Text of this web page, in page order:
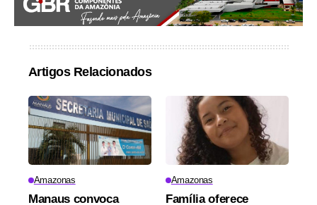
Artigos Relacionados
Amazonas
Manaus convoca
Amazonas
Família oferece